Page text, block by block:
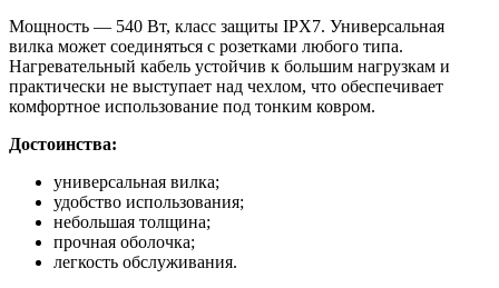
Мощность — 540 Вт, класс защиты IPX7. Универсальная
вилка может соединяться с розетками любого типа.
Нагревательный кабель устойчив к большим нагрузкам и
практически не выступает над чехлом, что обеспечивает
комфортное использование под тонким ковром.
Достоинства:
универсальная вилка;
удобство использования;
небольшая толщина;
прочная оболочка;
легкость обслуживания.